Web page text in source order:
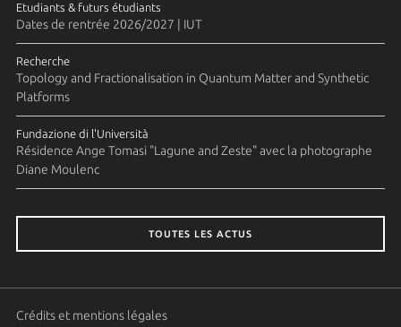
Etudiants & futurs étudiants
Dates de rentrée 2026/2027 | IUT
Recherche
Topology and Fractionalisation in Quantum Matter and Synthetic
Platforms
Fundazione di l'Università
Résidence Ange Tomasi "Lagune and Zeste" avec la photographe
Diane Moulenc
TOUTES LES ACTUS
Crédits et mentions légales